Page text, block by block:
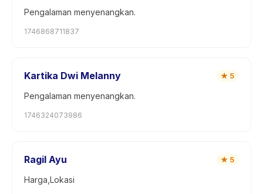
Pengalaman menyenangkan.
1746868711837
Kartika Dwi Melanny ★ 5
Pengalaman menyenangkan.
1746324073986
Ragil Ayu ★ 5
Harga,Lokasi